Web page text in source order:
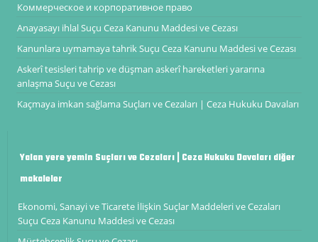
Коммерческое и корпоративное право
Anayasayı ihlal Suçu Ceza Kanunu Maddesi ve Cezası
Kanunlara uymamaya tahrik Suçu Ceza Kanunu Maddesi ve Cezası
Askerî tesisleri tahrip ve düşman askerî hareketleri yararına
anlaşma Suçu ve Cezası
Kaçmaya imkan sağlama Suçları ve Cezaları | Ceza Hukuku Davaları
Yalan yere yemin Suçları ve Cezaları | Ceza Hukuku Davaları diğer
makaleler
Ekonomi, Sanayi ve Ticarete İlişkin Suçlar Maddeleri ve Cezaları
Suçu Ceza Kanunu Maddesi ve Cezası